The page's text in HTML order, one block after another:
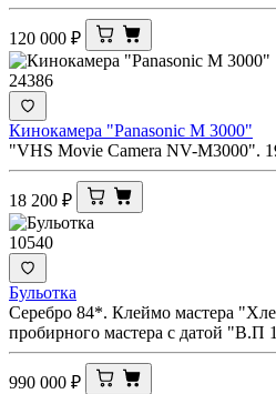
120 000 ₽
24386
Кинокамера "Panasonic M 3000"
"VHS Movie Camera NV-M3000".
18 200 ₽
10540
Бульотка
Серебро 84*. Клеймо мастера
пробирного мастера с датой
990 000 ₽